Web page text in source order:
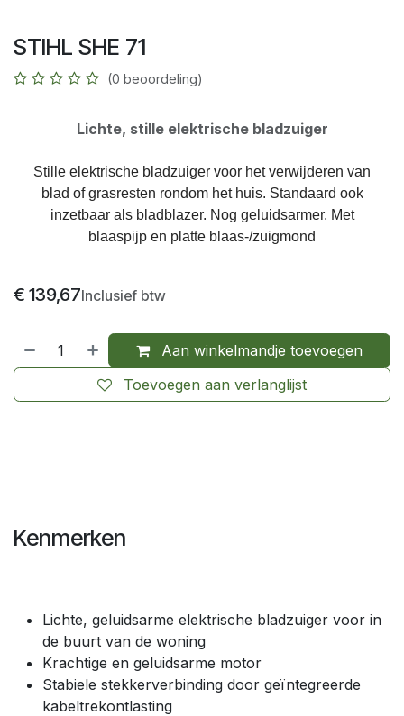
STIHL SHE 71
(0 beoordeling)
Lichte, stille elektrische bladzuiger
Stille elektrische bladzuiger voor het verwijderen van
blad of grasresten rondom het huis. Standaard ook
inzetbaar als bladblazer. Nog geluidsarmer. Met
blaaspijp en platte blaas-/zuigmond
€ 139,67Inclusief btw
Aan winkelmandje toevoegen
Toevoegen aan verlanglijst
Kenmerken
Lichte, geluidsarme elektrische bladzuiger voor in
de buurt van de woning
Krachtige en geluidsarme motor
Stabiele stekkerverbinding door geïntegreerde
kabeltrekontlasting